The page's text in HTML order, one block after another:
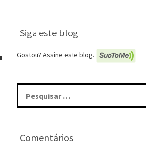
Siga este blog
Gostou? Assine este blog.
Pesquisar
por:
Comentários